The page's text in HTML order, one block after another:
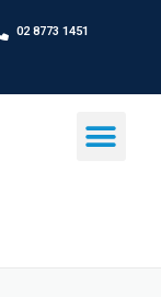
02 8773 1451